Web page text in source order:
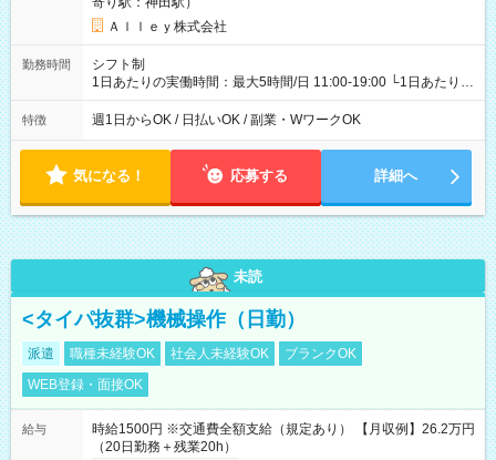
Ａｌｌｅｙ株式会社
勤務時間
シフト制
1日あたりの実働時間：最大5時間/日 11:00-19:00 └1日あたりの
実働時間：1-5時間 └上記の時間帯内であれば、いつでも勤務可
能！ └平日・土曜日の中で、お好きな曜日でご勤務いただけま
18:00 などのように、自由な働き方が可能なお仕事です！
特徴 週1日からOK / 日払いOK / 副業・WワークOK
気になる！ 応募する 詳細へ
未読
<タイパ抜群>機械操作（日勤）
派遣 職種未経験OK 社会人未経験OK
ブランクOK
WEB登録・面接OK
給与
時給1500円 ※交通費全額支給（規定あり） 【月収例】26.2万円
（20日勤務＋残業20h）